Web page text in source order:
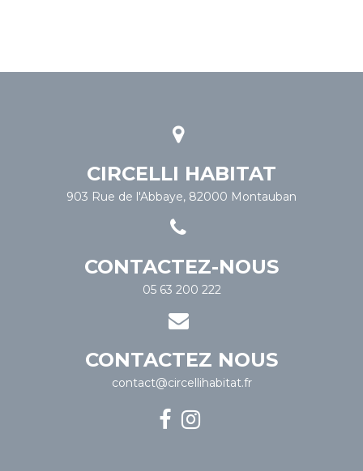
CIRCELLI HABITAT
903 Rue de l'Abbaye, 82000 Montauban
CONTACTEZ-NOUS
05 63 200 222
CONTACTEZ NOUS
contact@circellihabitat.fr